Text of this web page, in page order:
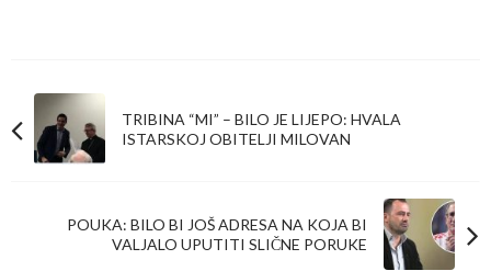
TRIBINA “MI” – BILO JE LIJEPO: HVALA
ISTARSKOJ OBITELJI MILOVAN
POUKA: BILO BI JOŠ ADRESA NA KOJA BI
VALJALO UPUTITI SLIČNE PORUKE